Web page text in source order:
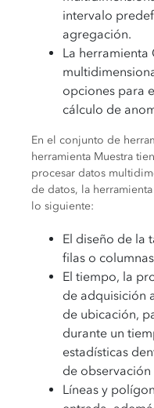
intervalo
agregación.
La herramienta
opciones para
cálculo de
En el conjunto de
herramienta Muestra
procesar datos
de datos, la
lo siguiente:
El diseño de la
filas o columnas
El tiempo, la
de adquisición
de ubicación,
durante un
estadísticas
de observación
Líneas y